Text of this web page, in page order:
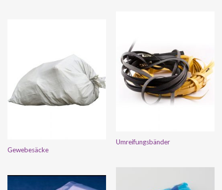
Umreifungsbänder
Gewebesäcke